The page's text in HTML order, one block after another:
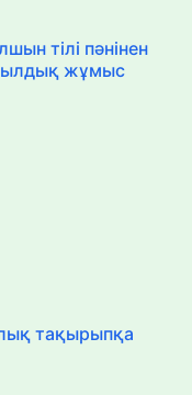
тілі пәнінен
жұмыс
тақырыпқа